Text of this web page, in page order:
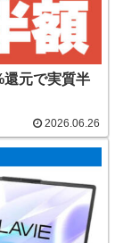
元で実質半
2026.06.26